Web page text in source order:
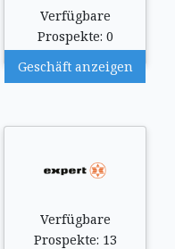
Verfügbare
Prospekte: 0
Geschäft anzeigen
Verfügbare
Prospekte: 13